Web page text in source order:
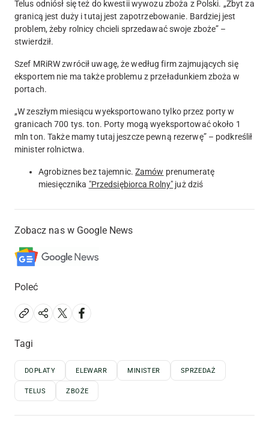
Telus odniósł się też do kwestii wywozu zboża z Polski. „Zbyt za
granicą jest duży i tutaj jest zapotrzebowanie. Bardziej jest
problem, żeby rolnicy chcieli sprzedawać swoje zboże” –
stwierdził.
Szef MRiRW zwrócił uwagę, że według firm zajmujących się
eksportem nie ma także problemu z przeładunkiem zboża w
portach.
„W zeszłym miesiącu wyeksportowano tylko przez porty w
granicach 700 tys. ton. Porty mogą wyeksportować około 1
mln ton. Także mamy tutaj jeszcze pewną rezerwę” – podkreślił
minister rolnictwa.
Agrobiznes bez tajemnic. Zamów prenumeratę
miesięcznika "Przedsiębiorca Rolny" już dziś
Zobacz nas w Google News
Poleć
Tagi
DOPŁATY ELEWARR MINISTER SPRZEDAŻ
TELUS ZBOŻE